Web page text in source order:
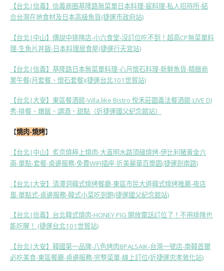
【台北|信義】信義商圈基隆路無菜單日本料理-宸料理-私人招待所-結
合台灣在地食材及日本高級魚貨(捷運市政府站)
【台北|中山】傳說中排隊店-小六食堂-沒訂位吃不到！超高CP無菜單料
理-生魚片丼飯-日本料理居食屋(捷運行天宮站)
【台北|信義】基隆路日本無菜單料理-心月懷石料理-新鮮魚貨-精緻商
業午餐(月套餐、懷石套餐)(捷運台北101世貿站)
【台北|大安】東區餐酒館-Villa.like Bistro 悅禾莊園義法餐酒館-LIVE DJ
秀-排餐、燉飯、調酒、甜點（近捷運國父紀念館站）
【燒肉-燒烤】
【台北|中山】炙京燒極上燒肉-大直明水路頂級燒烤-伊比利豬黃金六
兩-單點-套餐-桌邊服務-免費WIFI插座-近美麗華百樂園(捷運劍南路)
【台北|大安】清潭洞韓式燒烤餐廳-東區市民大道韓式燒烤推薦-夜店
風-單點式-桌邊服務-韓式小菜吃到飽(捷運國父紀念館站)
【台北|信義】台北韓式燒肉-HONEY PIG 開放電話訂位了！不用排隊也
能吃喔！ (捷運台北101世貿站)
【台北|大安】韓國第一品牌-八色烤肉8PALSAIK-台灣一號店-南韓首爾
必吃美食-東區餐廳-桌邊服務-完整菜單-線上訂位(近捷運忠孝敦化站)